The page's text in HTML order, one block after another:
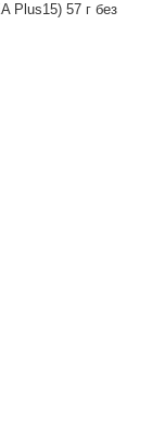
Plus15) 57 г без